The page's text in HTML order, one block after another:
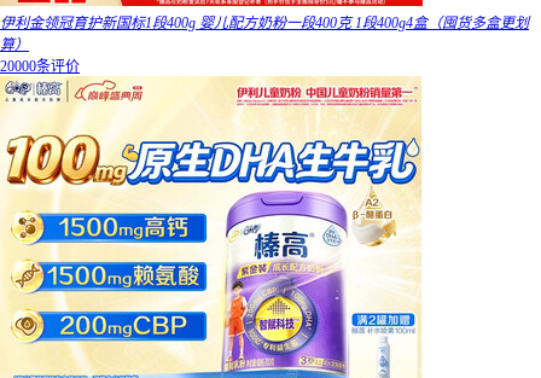
伊利金领冠育护新国标1段400g 婴儿配方奶粉一段400克 1段400g4盒（囤货多盒更划
算）
20000条评价